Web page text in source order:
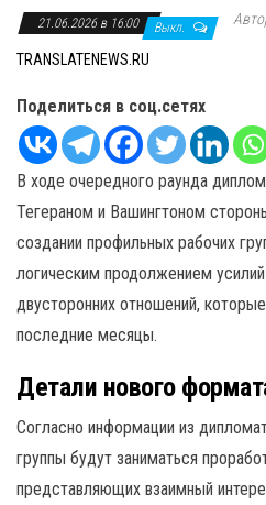
21.06.2026 в 16:00 Выкл.
TRANSLATENEWS.RU
Поделиться в соц.сетях
В ходе очередного раунда
Тегераном и Вашингтоном
создании профильных рабочих
логическим продолжением
двусторонних отношений,
последние месяцы.
Детали нового
Согласно информации из
группы будут заниматься
представляющих взаимный